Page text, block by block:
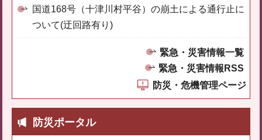
国道168号（十津川村平谷）の崩土による通行止に
ついて(迂回路有り)
緊急・災害情報一覧
緊急・災害情報RSS
防災・危機管理ページ
防災ポータル